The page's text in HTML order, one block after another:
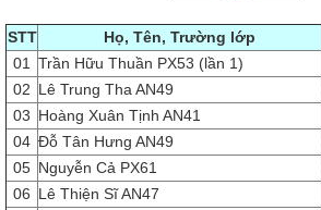
STT Họ, Tên, Trường lớp
01
Trần Hữu Thuần PX53 (lần 1)
02 Lê Trung Tha AN49
03 Hoàng Xuân Tịnh AN41
04 Đỗ Tân Hưng AN49
05 Nguyễn Cả PX61
06 Lê Thiện Sĩ AN47